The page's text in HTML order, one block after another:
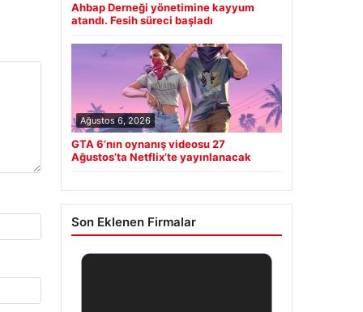
Ahbap Derneği yönetimine kayyum
atandı. Fesih süreci başladı
Ağustos 6, 2026
GTA 6’nın oynanış videosu 27
Ağustos’ta Netflix’te yayınlanacak
Son Eklenen Firmalar